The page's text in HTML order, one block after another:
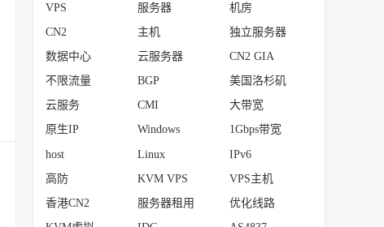
VPS 服务器 机房
CN2 主机 独立服务器
数据中心 云服务器 CN2 GIA
不限流量 BGP 美国洛杉矶
云服务 CMI 大带宽
原生IP Windows 1Gbps带宽
host Linux IPv6
高防 KVM VPS VPS主机
香港CN2 服务器租用 优化线路